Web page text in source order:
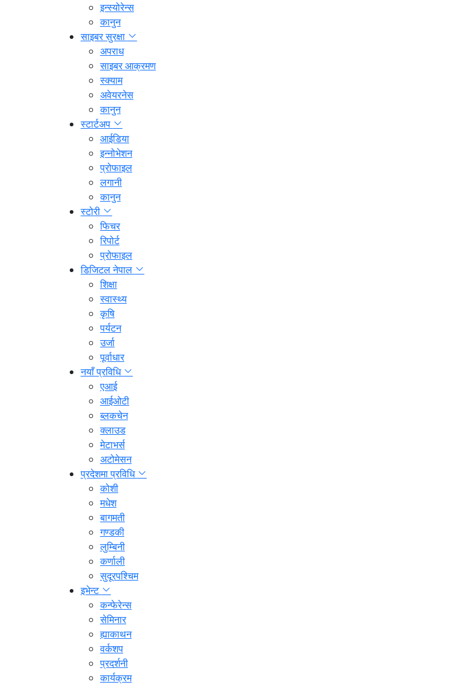
इन्स्योरेन्स
कानुन
साइबर सुरक्षा
अपराध
साइबर आक्रमण
स्क्याम
अवेयरनेस
कानुन
स्टार्टअप
आईडिया
इन्नोभेशन
प्रोफाइल
लगानी
कानुन
स्टोरी
फिचर
रिपोर्ट
प्रोफाइल
डिजिटल नेपाल
शिक्षा
स्वास्थ्य
कृषि
पर्यटन
उर्जा
पूर्वाधार
नयाँ प्रविधि
एआई
आईओटी
ब्लकचेन
क्लाउड
मेटाभर्स
अटोमेसन
प्रदेशमा प्रविधि
कोशी
मधेश
बागमती
गण्डकी
लुम्बिनी
कर्णाली
सुदूरपश्चिम
इभेन्ट
कन्फेरेन्स
सेमिनार
ह्याकाथन
वर्कशप
प्रदर्शनी
कार्यक्रम